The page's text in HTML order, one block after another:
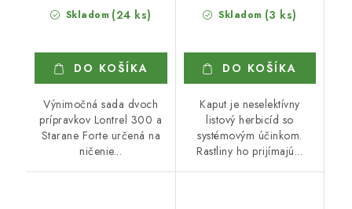
Skladom (24 ks)
DO KOŠÍKA
Výnimočná sada dvoch
prípravkov Lontrel 300 a
Starane Forte určená na
ničenie...
Skladom (3 ks)
DO KOŠÍKA
Kaput je neselektívny
listový herbicíd so
systémovým účinkom.
Rastliny ho prijímajú...